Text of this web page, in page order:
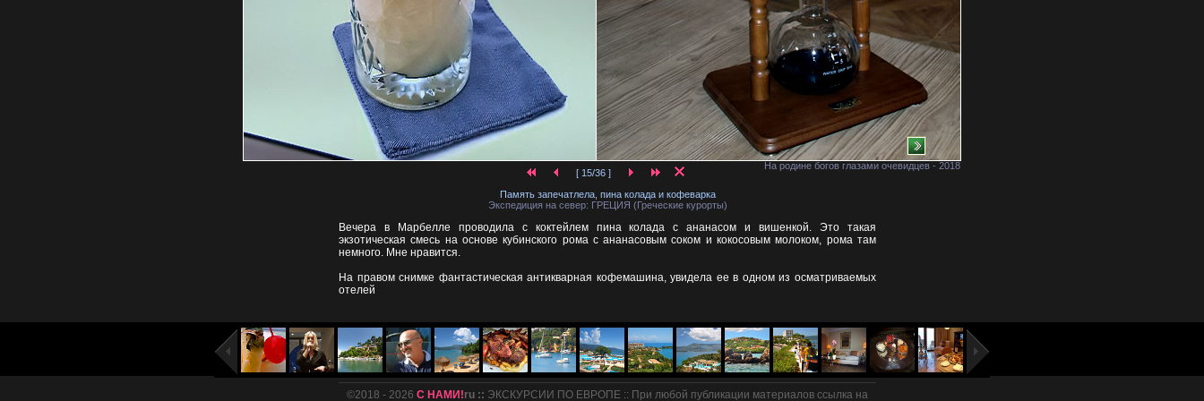
На родине богов глазами очевидцев - 2018
[ 15/36 ]
Память запечатлела, пина колада и кофеварка
Экспедиция на север: ГРЕЦИЯ (Греческие курорты)
Вечера в Марбелле проводила с коктейлем пина колада с ананасом и вишенкой. Это такая
экзотическая смесь на основе кубинского рома с ананасовым соком и кокосовым молоком, рома там
немного. Мне нравится.
На правом снимке фантастическая антикварная кофемашина, увидела ее в одном из осматриваемых
отелей
©2018 - 2026 С НАМИ!ru :: ЭКСКУРСИИ ПО ЕВРОПЕ :: При любой публикации материалов ссылка на